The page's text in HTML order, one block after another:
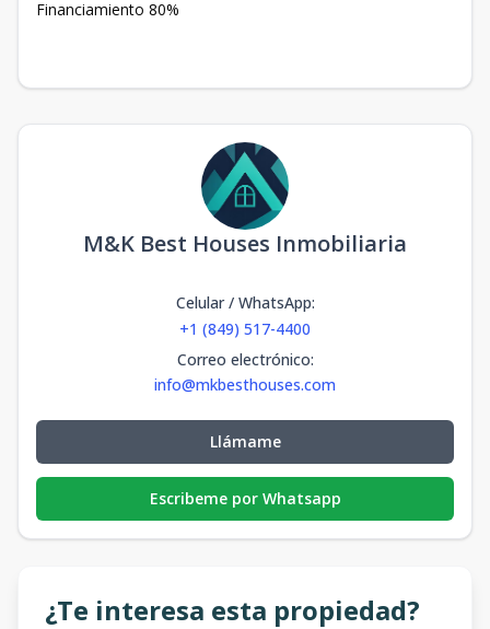
Financiamiento 80%
M&K Best Houses Inmobiliaria
Celular / WhatsApp:
+1 (849) 517-4400
Correo electrónico:
info@mkbesthouses.com
Llámame
Escribeme por Whatsapp
¿Te interesa esta propiedad?